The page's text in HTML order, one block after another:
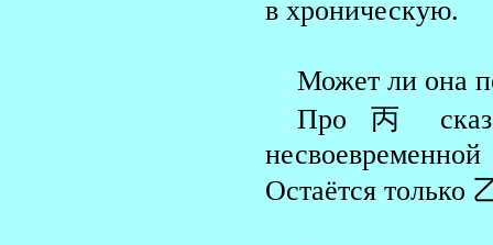
в хроническую.
Может ли она
Про 丙
Остаётся только